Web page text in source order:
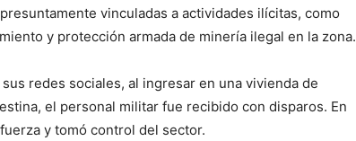
vinculadas a actividades ilícitas, como
y protección armada de minería ilegal en la zona.
redes sociales, al ingresar en una vivienda de
el personal militar fue recibido con disparos. En
y tomó control del sector.